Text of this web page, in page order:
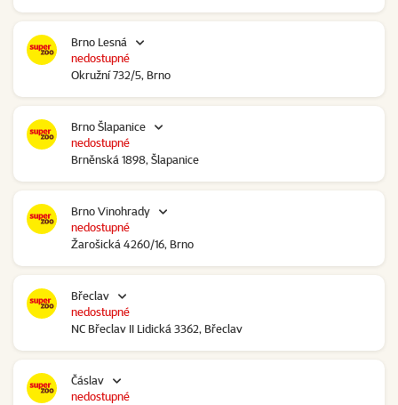
Brno Lesná
Okružní 732/5, Brno
nedostupné
Brno Šlapanice
Brněnská 1898, Šlapanice
nedostupné
Brno Vinohrady
Žarošická 4260/16, Brno
nedostupné
Břeclav
NC Břeclav II Lidická 3362, Břeclav
nedostupné
Čáslav
nedostupné